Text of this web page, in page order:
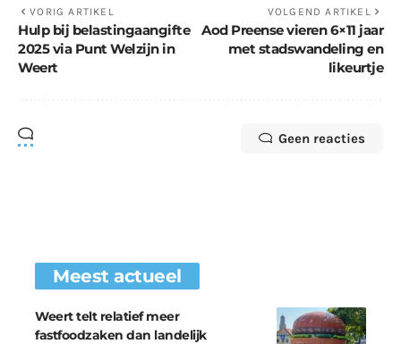
VORIG ARTIKEL
Hulp bij belastingaangifte
2025 via Punt Welzijn in
Weert
VOLGEND ARTIKEL
Aod Preense vieren 6×11 jaar
met stadswandeling en
likeurtje
Geen reacties
Meest actueel
Weert telt relatief meer
fastfoodzaken dan landelijk